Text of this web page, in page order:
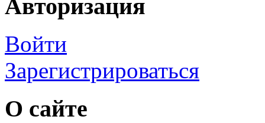
Авторизация
Войти
Зарегистрироваться
О сайте